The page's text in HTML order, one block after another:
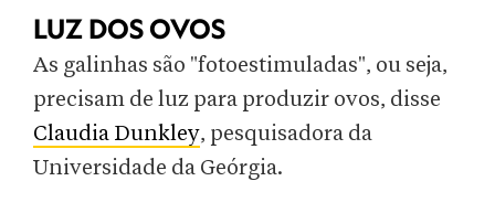
LUZ DOS OVOS
As galinhas são "fotoestimuladas", ou seja,
precisam de luz para produzir ovos, disse
Claudia Dunkley, pesquisadora da
Universidade da Geórgia.